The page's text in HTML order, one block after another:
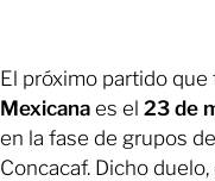
El próximo partido
Mexicana es el 23 de
en la fase de grupos
Concacaf. Dicho